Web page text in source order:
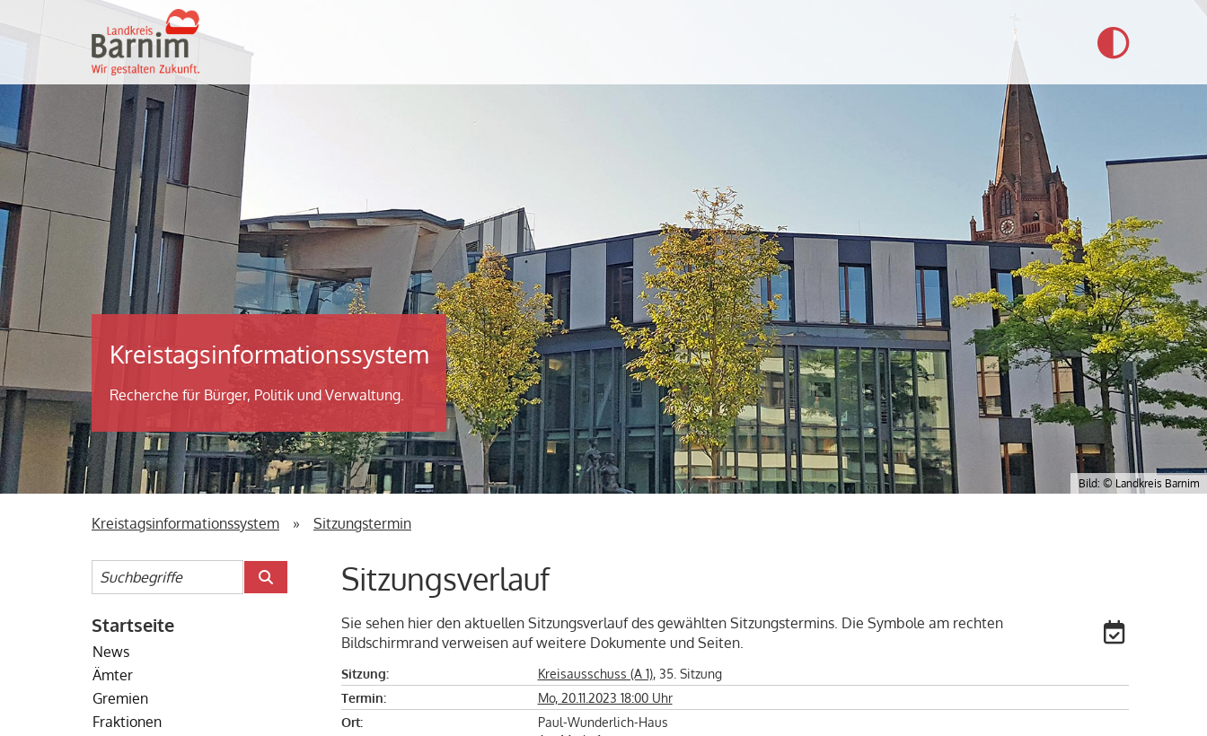
Kreistagsinformationssystem
Recherche für Bürger, Politik und Verwaltung.
Bildmotiv in dieser Region: Blick auf das Paul-Wunderlich-Haus Am Markt 1 in Eberswalde, Sitz des Landkreises Barnim.
Bild: © Landkreis Barnim
Kreistagsinformationssystem » Sitzungstermin
Startseite
News
Ämter
Gremien
Fraktionen
Sitzungsverlauf
Sie sehen hier den aktuellen Sitzungsverlauf des gewählten Sitzungstermins. Die Symbole am rechten
Bildschirmrand verweisen auf weitere Dokumente und Seiten.
Sitzung: Kreisausschuss (A 1), 35. Sitzung
Termin:
Mo, 20.11.2023 18:00 Uhr
Ort:
Paul-Wunderlich-Haus